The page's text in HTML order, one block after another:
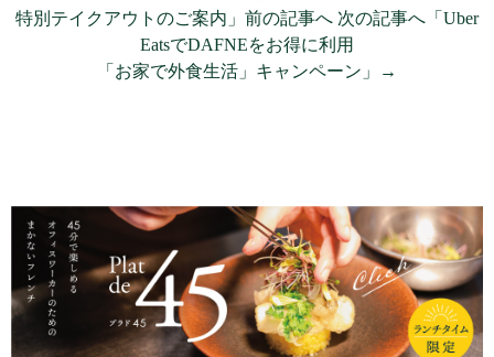
特別テイクアウトのご案内」前の記事へ 次の記事へ「Uber
EatsでDAFNEをお得に利用
「お家で外食生活」キャンペーン」→